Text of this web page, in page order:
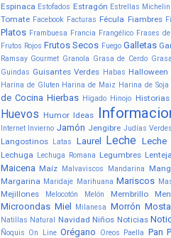
Espinaca Estofados Estragón Estrellas Michelin
Tomate Facebook Facturas Fécula Fiambres
Platos Frambuesa Francia Frangélico Frases
Frutos Rojos Frutos Secos Fuego Galletas
Ramsay Gourmet Granola Grasa de Cerdo
Guindas Guisantes Verdes Habas Halloween
Harina de Gluten Harina de Maiz Harina de Soja
de Cocina Hierbas Hígado Hinojo Historias
Huevos Humor Ideas
Internet Invierno Jamón Jengibre Judías Verdes
Langostinos Latas Laurel Leche Leche
Lechuga Lechuga Romana Legumbres
Maicena Maíz Malvaviscos Mandarina
Margarina Maridaje Marihuana Mariscos
Mejillones Melocotón Melón Membrillo
Microondas Miel Milanesa Morrón
Natillas Natural Navidad Niños Noticias
Ñoquis On Line Orégano Oreos Paella Pan